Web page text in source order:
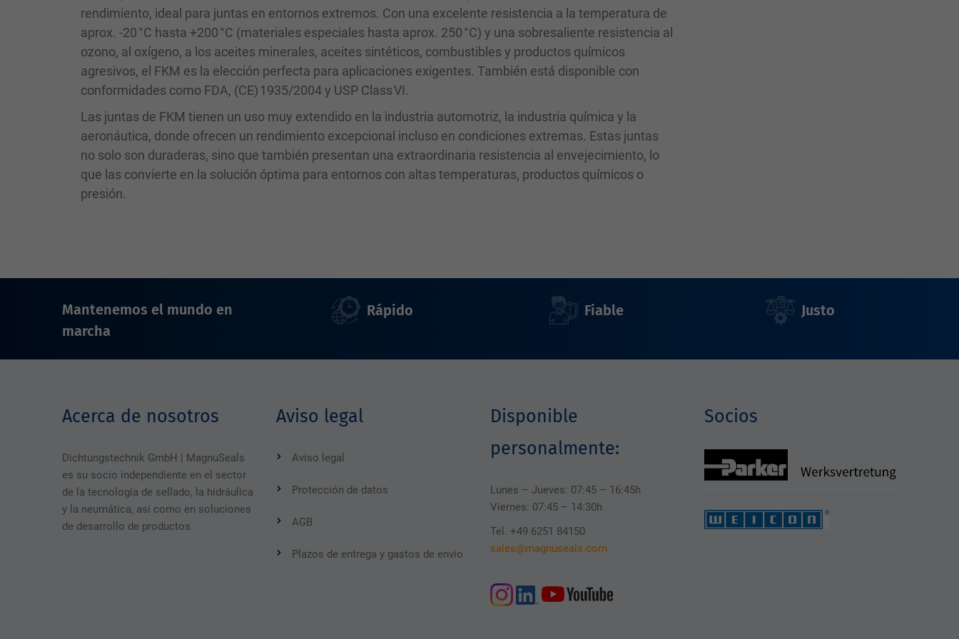
rendimiento, ideal para juntas en entornos extremos. Con una excelente resistencia a la temperatura de
aprox. -20 °C hasta +200 °C (materiales especiales hasta aprox. 250 °C) y una sobresaliente resistencia al
ozono, al oxígeno, a los aceites minerales, aceites sintéticos, combustibles y productos químicos
agresivos, el FKM es la elección perfecta para aplicaciones exigentes. También está disponible con
conformidades como FDA, (CE) 1935/2004 y USP Class VI.
Las juntas de FKM tienen un uso muy extendido en la industria automotriz, la industria química y la
aeronáutica, donde ofrecen un rendimiento excepcional incluso en condiciones extremas. Estas juntas
no solo son duraderas, sino que también presentan una extraordinaria resistencia al envejecimiento, lo
que las convierte en la solución óptima para entornos con altas temperaturas, productos químicos o
presión.
Mantenemos el mundo en
marcha
Rápido Fiable Justo
Acerca de nosotros
Dichtungstechnik GmbH | MagnuSeals
es su socio independiente en el sector
de la tecnología de sellado, la hidráulica
y la neumática, así como en soluciones
de desarrollo de productos.
Aviso legal
Aviso legal
Protección de datos
AGB
Plazos de entrega y gastos de envío
Disponible
personalmente:
Lunes – Jueves: 07:45 – 16:45h
Viernes: 07:45 – 14:30h
Tel. +49 6251 84150
sales@magnuseals.com
Socios